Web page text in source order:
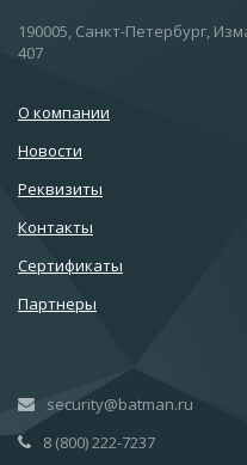
190005, Санкт-Петербург,
407
О компании
Новости
Реквизиты
Контакты
Сертификаты
Партнеры
security@batman.ru
8 (800) 222-7237